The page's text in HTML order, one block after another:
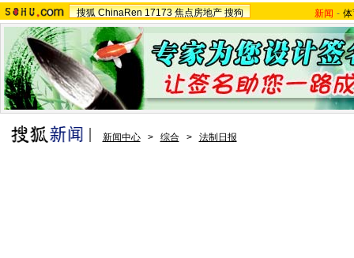
搜狐 ChinaRen 17173 焦点房地产 搜狗 新闻 -
新闻中心 > 综合 > 法制日报